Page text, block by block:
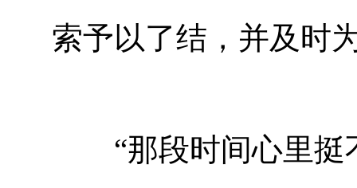
索予以了结，并及时
“那段时间心里挺